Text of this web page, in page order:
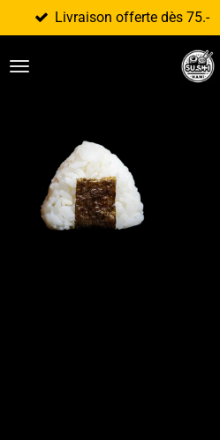
Passer
au
contenu
Livraison offerte dès 75.-